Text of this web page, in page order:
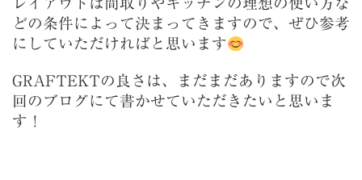
レイアウトは間取りやキッチンの理想の使い方な
どの条件によって決まってきますので、ぜひ参考
にしていただければと思います
GRAFTEKTの良さは、まだまだありますので次
回のブログにて書かせていただきたいと思いま
す！